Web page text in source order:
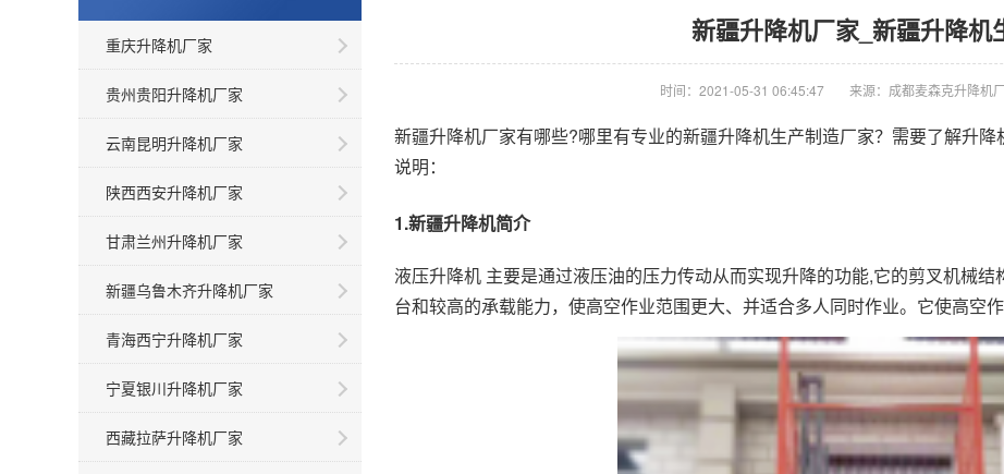
重庆升降机厂家
贵州贵阳升降机厂家
云南昆明升降机厂家
陕西西安升降机厂家
甘肃兰州升降机厂家
新疆乌鲁木齐升降机厂家
青海西宁升降机厂家
宁夏银川升降机厂家
西藏拉萨升降机厂家
新疆升降机厂家_新疆升降机
时间：2021-05-31 06:45:47 来源：成都麦森克升降机
新疆升降机厂家有哪些?哪里有专业的新疆升降机生产制造厂家？需要了解升
说明：
1.新疆升降机简介
液压升降机 主要是通过液压油的压力传动从而实现升降的功能,它的剪叉机械
台和较高的承载能力，使高空作业范围更大、并适合多人同时作业。它使高空